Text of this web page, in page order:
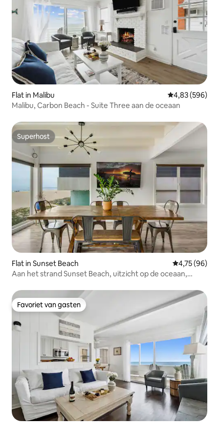
Flat in Malibu Gemiddelde
4,83 (596)
Malibu, Carbon Beach - Suite Three aan de oceaan
Superhost
Superhost
Flat in Sunset Beach Gemiddelde
4,75 (96)
Aan het strand Sunset Beach, uitzicht op de oceaan,
Favoriet van gasten
Favoriet van gasten